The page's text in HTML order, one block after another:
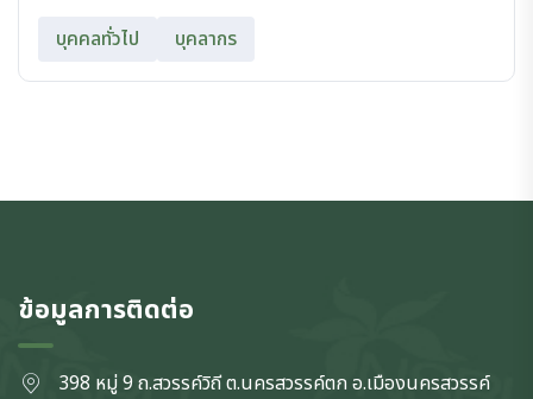
บุคคลทั่วไป บุคลากร
ข้อมูลการติดต่อ
398 หมู่ 9 ถ.สวรรค์วิถี ต.นครสวรรค์ตก อ.เมืองนครสวรรค์